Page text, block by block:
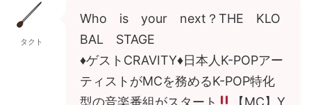
タクト
Who is your next？THE KLO
BAL STAGE
♦ゲストCRAVITY♦日本人K-POPアー
ティストがMCを務めるK-POP特化
型の音楽番組がスタート
【MC】Y